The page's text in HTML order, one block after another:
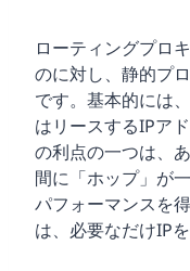
ローティングプロ
のに対し、静的プ
です。基本的には
はリースするIPア
の利点の一つは、
間に「ホップ」が
パフォーマンスを
は、必要なだけIP